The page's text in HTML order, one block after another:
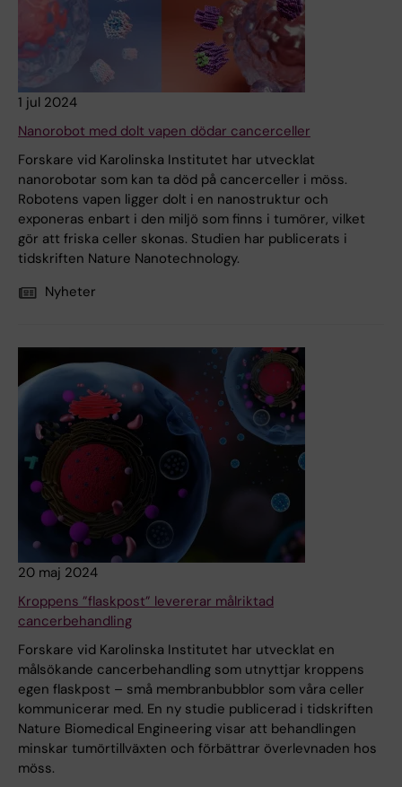
1 jul 2024
Nanorobot med dolt vapen dödar cancerceller
Forskare vid Karolinska Institutet har utvecklat
nanorobotar som kan ta död på cancerceller i möss.
Robotens vapen ligger dolt i en nanostruktur och
exponeras enbart i den miljö som finns i tumörer, vilket
gör att friska celler skonas. Studien har publicerats i
tidskriften Nature Nanotechnology.
Nyheter
20 maj 2024
Kroppens ”flaskpost” levererar målriktad
cancerbehandling
Forskare vid Karolinska Institutet har utvecklat en
målsökande cancerbehandling som utnyttjar kroppens
egen flaskpost – små membranbubblor som våra celler
kommunicerar med. En ny studie publicerad i tidskriften
Nature Biomedical Engineering visar att behandlingen
minskar tumörtillväxten och förbättrar överlevnaden hos
möss.